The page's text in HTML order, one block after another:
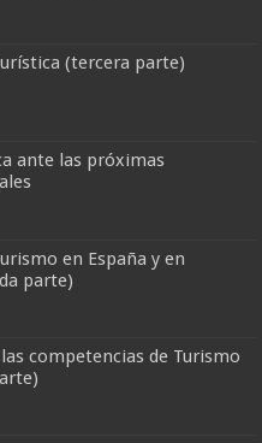
(tercera parte)
ante las próximas
en España y en
parte)
competencias de Turismo